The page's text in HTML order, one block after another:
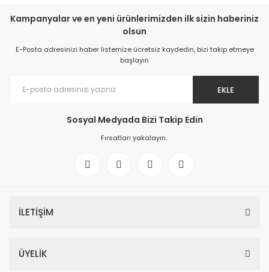
Kampanyalar ve en yeni ürünlerimizden ilk sizin haberiniz
olsun
E-Posta adresinizi haber listemize ücretsiz kaydedin, bizi takip etmeye
başlayın
EKLE
Sosyal Medyada Bizi Takip Edin
Fırsatları yakalayın..
İLETİŞİM
ÜYELİK